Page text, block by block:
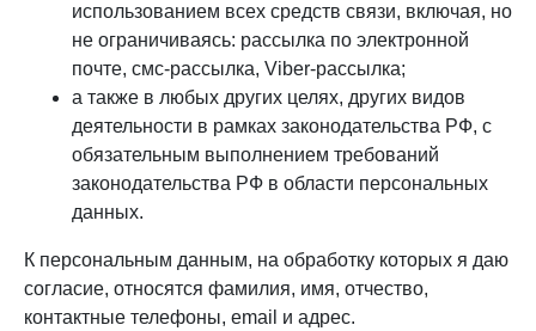
использованием всех средств связи, включая, но
не ограничиваясь: рассылка по электронной
почте, смс-рассылка, Viber-рассылка;
а также в любых других целях, других видов
деятельности в рамках законодательства РФ, с
обязательным выполнением требований
законодательства РФ в области персональных
данных.
К персональным данным, на обработку которых я даю
согласие, относятся фамилия, имя, отчество,
контактные телефоны, email и адрес.